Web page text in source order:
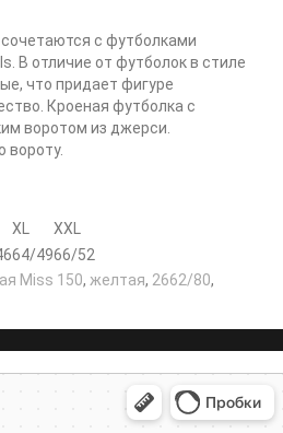
с футболками
В отличие от футболок в стиле
что придает фигуре
Кроеная футболка с
воротом из джерси.
вороту.
XL
XXL
64/4966/52
Miss 150, желтая, 2662/80,